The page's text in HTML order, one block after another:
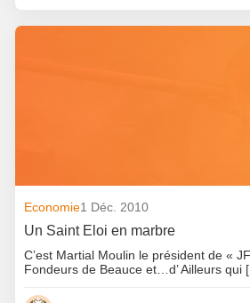
Economie1 Déc. 2010
Un Saint Eloi en marbre
C’est Martial Moulin le président de «
Fondeurs de Beauce et…d’ Ailleurs qui